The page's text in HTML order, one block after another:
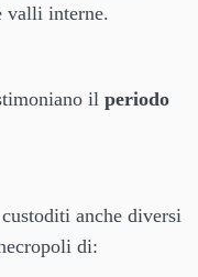
valli interne.
il periodo
anche diversi
di: